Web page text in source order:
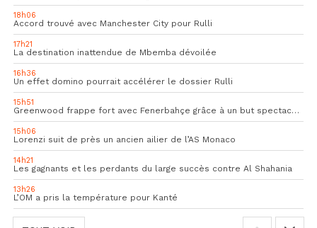
18h06
Accord trouvé avec Manchester City pour Rulli
17h21
La destination inattendue de Mbemba dévoilée
16h36
Un effet domino pourrait accélérer le dossier Rulli
15h51
Greenwood frappe fort avec Fenerbahçe grâce à un but spectaculaire
15h06
Lorenzi suit de près un ancien ailier de l’AS Monaco
14h21
Les gagnants et les perdants du large succès contre Al Shahania
13h26
L’OM a pris la température pour Kanté